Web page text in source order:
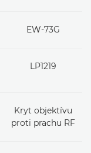
EW-73G
LP1219
Kryt objektívu
proti prachu RF